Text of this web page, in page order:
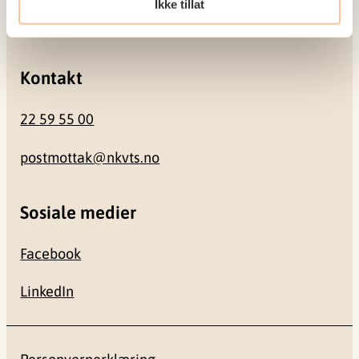
Ikke tillat
0484 Oslo
Kontakt
22 59 55 00
postmottak@nkvts.no
Sosiale medier
Facebook
LinkedIn